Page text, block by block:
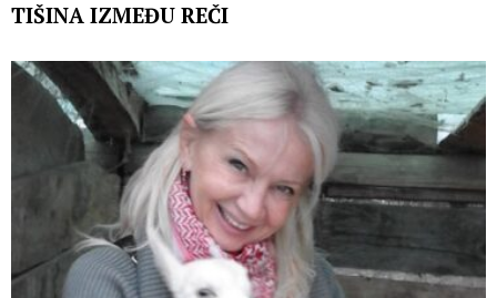
TIŠINA IZMEĐU REČI